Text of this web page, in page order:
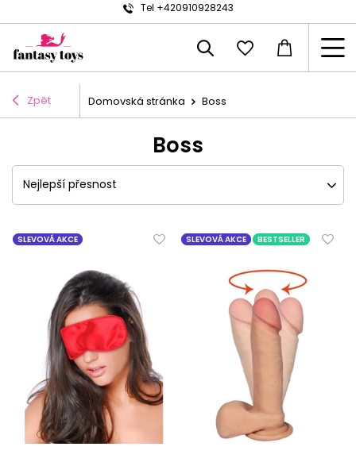
Tel +420910928243
Zpět Domovská stránka Boss
Boss
Nejlepší přesnost
SLEVOVÁ AKCE SLEVOVÁ AKCE BESTSELLER